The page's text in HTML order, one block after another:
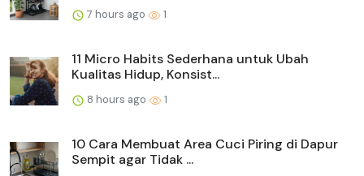
7 hours ago 1
11 Micro Habits Sederhana untuk Ubah
Kualitas Hidup, Konsist...
8 hours ago 1
10 Cara Membuat Area Cuci Piring di Dapur
Sempit agar Tidak ...